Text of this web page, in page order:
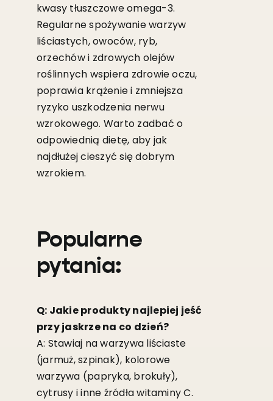
kwasy tłuszczowe omega-3.
Regularne spożywanie warzyw
liściastych, owoców, ryb,
orzechów i zdrowych olejów
roślinnych wspiera zdrowie oczu,
poprawia krążenie i zmniejsza
ryzyko uszkodzenia nerwu
wzrokowego. Warto zadbać o
odpowiednią dietę, aby jak
najdłużej cieszyć się dobrym
wzrokiem.
Popularne
pytania:
Q: Jakie produkty najlepiej jeść
przy jaskrze na co dzień?
A: Stawiaj na warzywa liściaste
(jarmuż, szpinak), kolorowe
warzywa (papryka, brokuły),
cytrusy i inne źródła witaminy C.